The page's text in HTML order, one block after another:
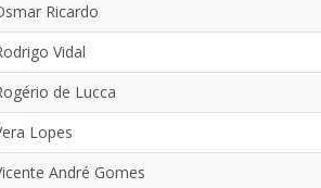
Ricardo
Vidal
de Lucca
Lopes
André Gomes